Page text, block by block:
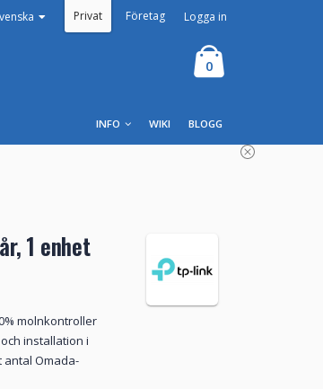
Privat Företag Logga in
0
BLOGG
WIKI
INFO
1 enhet
molnkontroller
installation i
Omada-